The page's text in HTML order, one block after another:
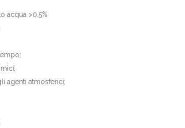
acqua >0.5%
agenti atmosferici;